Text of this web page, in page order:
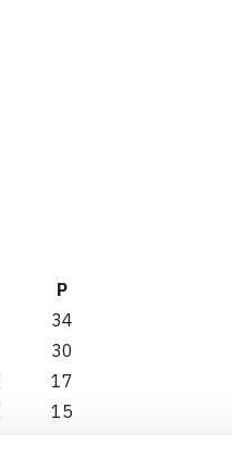
P
34
30
17
15